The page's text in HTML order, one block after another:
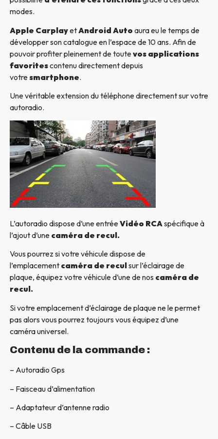
modes.
Apple CarplayetAndroid Auto aura eu le temps de
développer son catalogue en l’espace de 10 ans. Afin de
pouvoir profiter pleinement de toutevos applications
favoritescontenu directement depuis
votresmartphone.
Une véritable extension du téléphone directement sur votre
autoradio.
L’autoradio dispose d’une entréeVidéo RCAspécifique à
l’ajout d’une caméra de recul.
Vous pourrez si votre véhicule dispose de
l’emplacement caméra de reculsur l’éclairage de
plaque, équipez votre véhicule d’une de nos caméra de
recul.
Si votre emplacement d’éclairage de plaque ne le permet
pas alors vous pourrez toujours vous équipez d’une
caméra universel.
Contenu de la commande :
– Autoradio Gps
– Faisceau d’alimentation
– Adaptateur d’antenne radio
– Câble USB